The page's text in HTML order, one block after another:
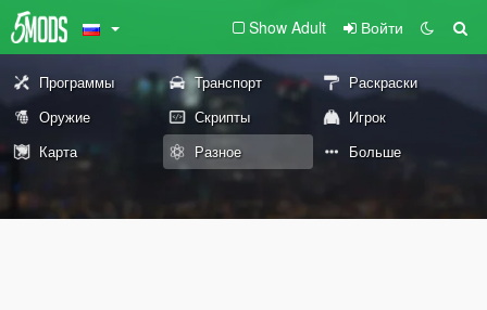
Show Adult Войти
Программы Транспорт
Раскраски
Оружие
Скрипты
Игрок
Карта
Разное Больше